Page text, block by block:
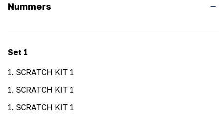
Nummers
Set 1
1. SCRATCH KIT 1
1. SCRATCH KIT 1
1. SCRATCH KIT 1